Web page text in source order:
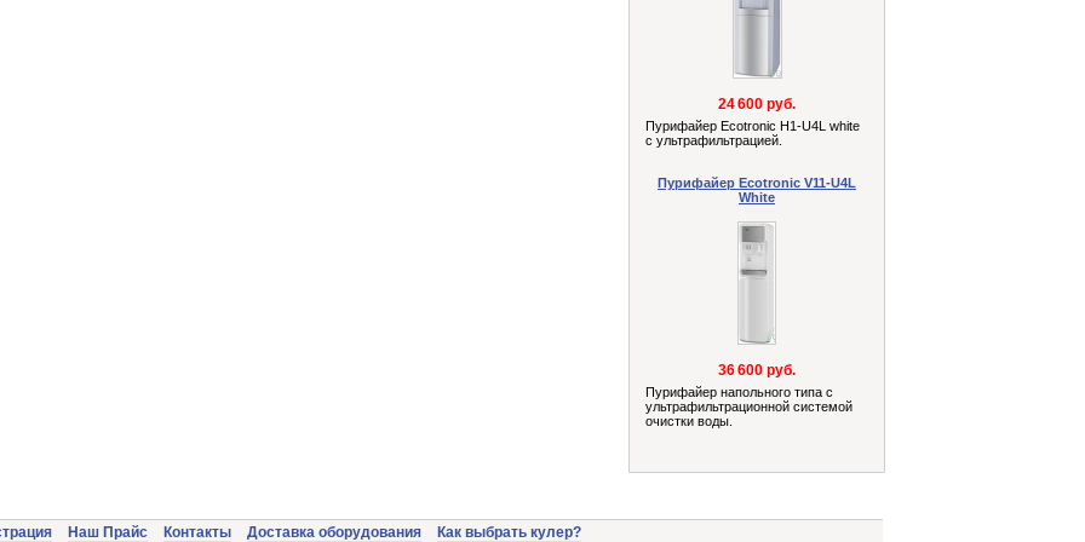
24 600 руб.
Пурифайер Ecotronic H1-U4L white
с ультрафильтрацией.
Пурифайер Ecotronic V11-U4L
White
36 600 руб.
Пурифайер напольного типа с
ультрафильтрационной системой
очистки воды.
Наш Прайс Контакты Доставка оборудования Как выбрать кулер?